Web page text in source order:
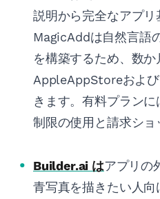
説明から完全なアプリ
MagicAddは自然言語
を構築するため、数
AppleAppStoreおよ
きます。有料プランに
制限の使用と請求シ
Builder.ai はアプリの
青写真を描きたい人